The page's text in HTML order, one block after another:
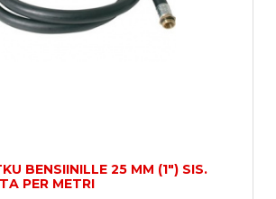
BENSIINILLE 25 MM (1") SIS.
PER METRI